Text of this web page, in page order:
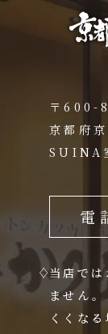
〒600-
京都府
SUINA
電
当店では
ません
くくな